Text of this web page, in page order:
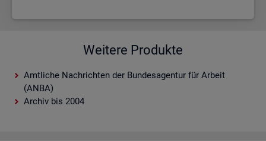
Weitere Produkte
Amtliche Nachrichten der Bundesagentur für Arbeit
(ANBA)
Archiv bis 2004